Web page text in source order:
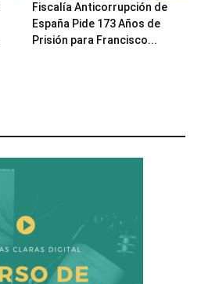
Fiscalía Anticorrupción de
España Pide 173 Años de
Prisión para Francisco...